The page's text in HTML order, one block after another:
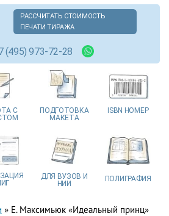
РАССЧИТАТЬ СТОИМОСТЬ
ПЕЧАТИ ТИРАЖА
(495) 973-72-28
С
ПОДГОТОВКА
МАКЕТА
ISBN НОМЕР
ДЛЯ ВУЗОВ И
НИИ
ПОЛИГРАФИЯ
» Е. Максимьюк «Идеальный принц»